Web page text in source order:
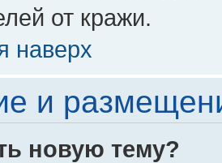
от кражи.
наверх
и
новую тему?